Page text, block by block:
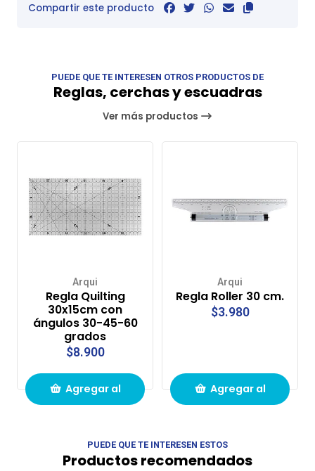
Compartir este producto
PUEDE QUE TE INTERESEN OTROS PRODUCTOS DE
Reglas, cerchas y escuadras
Ver más productos
Arqui
Regla Quilting
30x15cm con
ángulos 30-45-60
grados
$8.900
Agregar al
compras
Arqui
Regla Roller 30 cm.
$3.980
Agregar al
compras
PUEDE QUE TE INTERESEN ESTOS
Productos recomendados